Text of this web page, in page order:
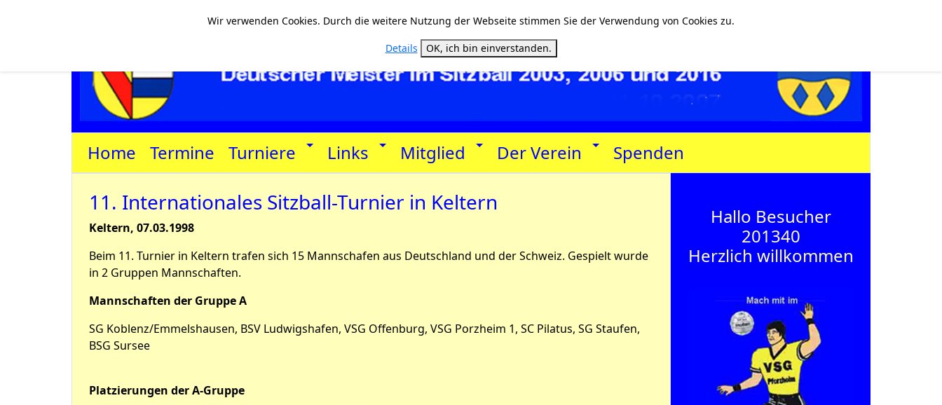
Wir verwenden Cookies. Durch die weitere Nutzung der Webseite stimmen Sie der Verwendung von Cookies zu.
Details OK, ich bin einverstanden.
Home Termine Turniere Links Mitglied Der Verein Spenden
11. Internationales Sitzball-Turnier in Keltern
Keltern, 07.03.1998
Beim 11. Turnier in Keltern trafen sich 15 Mannschafen aus Deutschland und der Schweiz. Gespielt wurde
in 2 Gruppen Mannschaften.
Mannschaften der Gruppe A
SG Koblenz/Emmelshausen, BSV Ludwigshafen, VSG Offenburg, VSG Porzheim 1, SC Pilatus, SG Staufen,
BSG Sursee
Platzierungen der A-Gruppe
Hallo Besucher
201340
Herzlich willkommen